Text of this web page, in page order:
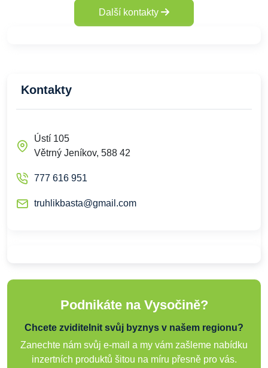
Další kontakty
Kontakty
Ústí 105
Větrný Jeníkov, 588 42
777 616 951
truhlikbasta@gmail.com
Podnikáte na Vysočině?
Chcete zviditelnit svůj byznys v našem regionu?
Zanechte nám svůj e-mail a my vám zašleme nabídku
inzertních produktů šitou na míru přesně pro vás.